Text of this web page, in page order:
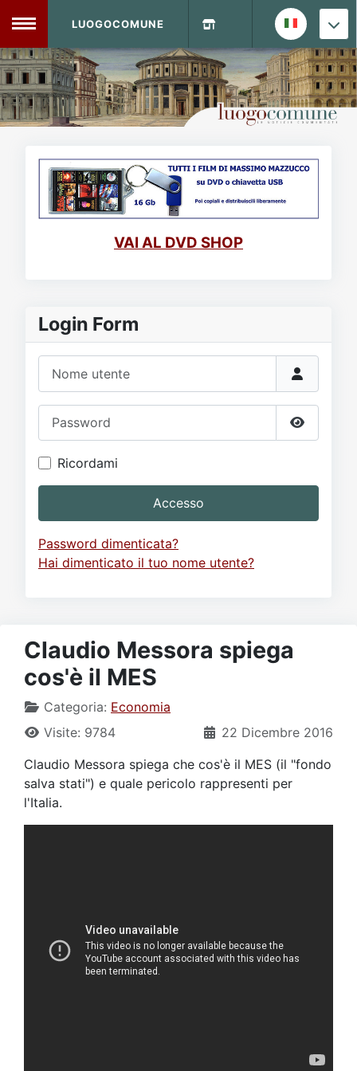
MENU
Home
DVD Shop
Sito
Forum
LUOGOCOMUNE
VAI AL DVD SHOP
Login Form
Mostra
Ricordami
Accesso
Password dimenticata?
Hai dimenticato il tuo nome utente?
Claudio Messora spiega
cos'è il MES
Categoria: Economia
22 Dicembre 2016
Visite: 9784
Claudio Messora spiega che cos'è il MES (il "fondo
salva stati") e quale pericolo rappresenti per
l'Italia.